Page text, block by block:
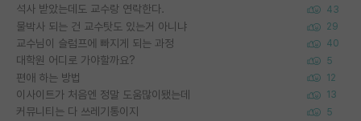
석사 받았는데도 교수랑 연락한다. 43
물박사 되는 건 교수탓도 있는거 아니냐 29
교수님이 슬럼프에 빠지게 되는 과정 40
대학원 어디로 가야할까요? 5
편애 하는 방법 12
이사이트가 처음엔 정말 도움많이됐는데 13
커뮤니티는 다 쓰레기통이지 5